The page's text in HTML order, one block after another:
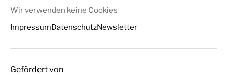
Wir verwenden keine Cookies
ImpressumDatenschutzNewsletter
Gefördert von